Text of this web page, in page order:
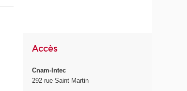
Accès
Cnam-Intec
292 rue Saint Martin